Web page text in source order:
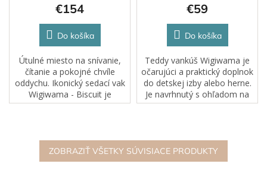
€154
Do košíka
Útulné miesto na snívanie,
čítanie a pokojné chvíle
oddychu. Ikonický sedací vak
Wigiwama - Biscuit je
štýlovým útočiskom, na ktoré
mäkkosti ako na...
€59
Do košíka
Teddy vankúš Wigiwama je
očarujúci a praktický doplnok
do detskej izby alebo herne.
Je navrhnutý s ohľadom na
deti a vďaka roztomilým
ako útulný vankúšik...
ZOBRAZIŤ VŠETKY SÚVISIACE PRODUKTY